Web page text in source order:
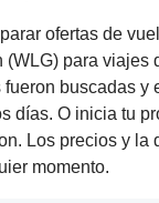
ofertas de
(WLG) para viajes
buscadas y
días. O inicia tu
Los precios y la
momento.